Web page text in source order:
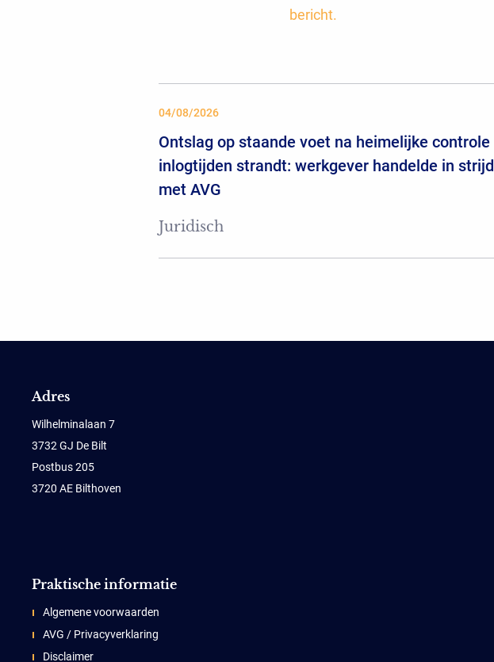
bericht.
04/08/2026
Ontslag op staande voet na heimelijke controle
inlogtijden strandt: werkgever handelde in strijd
met AVG
Juridisch
Adres
Wilhelminalaan 7
3732 GJ De Bilt
Postbus 205
3720 AE Bilthoven
Praktische informatie
Algemene voorwaarden
AVG / Privacyverklaring
Disclaimer